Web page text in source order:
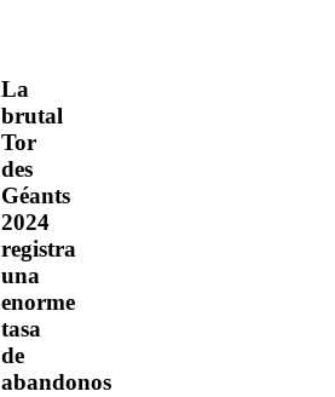
La
brutal
Tor
des
Géants
2024
registra
una
enorme
tasa
de
abandonos